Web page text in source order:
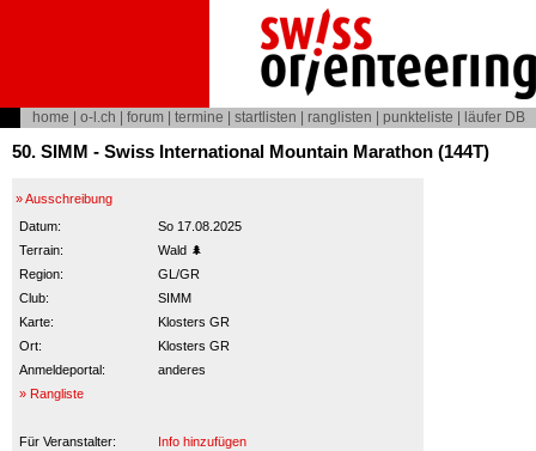
home o-l.ch forum termine startlisten ranglisten punkteliste läufer DB
50. SIMM - Swiss International Mountain Marathon (144T)
» Ausschreibung
Datum:
So 17.08.2025
Terrain:
Wald 🌲
Region:
GL/GR
Club:
SIMM
Karte:
Klosters GR
Ort:
Klosters GR
Anmeldeportal:
anderes
» Rangliste
Für Veranstalter: Info hinzufügen